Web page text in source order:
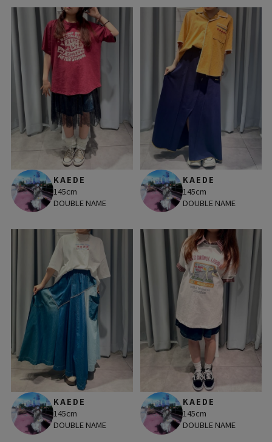
KAEDE
145cm
DOUBLE NAME
KAEDE
145cm
DOUBLE NAME
KAEDE
145cm
DOUBLE NAME
KAEDE
145cm
DOUBLE NAME